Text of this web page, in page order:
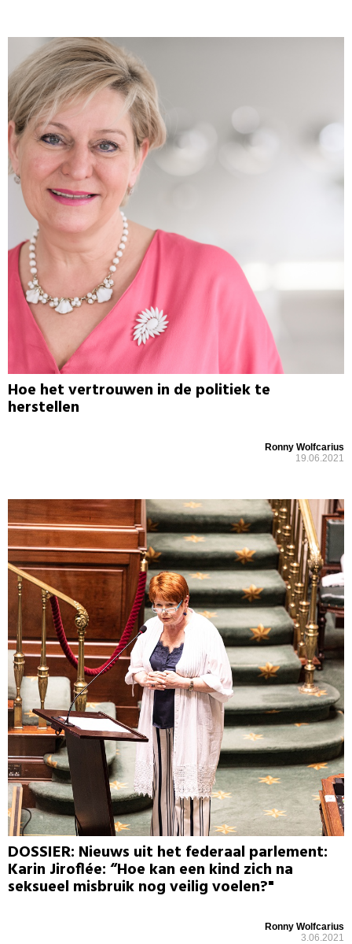
Hoe het vertrouwen in de politiek te
herstellen
Ronny Wolfcarius
19.06.2021
DOSSIER: Nieuws uit het federaal parlement:
Karin Jiroflée: “Hoe kan een kind zich na
seksueel misbruik nog veilig voelen?"
Ronny Wolfcarius
3.06.2021